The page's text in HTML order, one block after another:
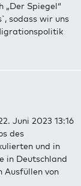
„Der Spiegel“
sodass wir uns
Juni 2023 13:16
des
und in
in Deutschland
Ausfüllen von